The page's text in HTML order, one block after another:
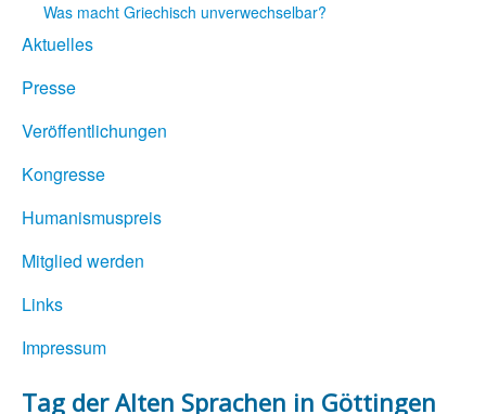
Was macht Griechisch unverwechselbar?
Aktuelles
Presse
Veröffentlichungen
Kongresse
Humanismuspreis
Mitglied werden
Links
Impressum
Tag der Alten Sprachen in Göttingen